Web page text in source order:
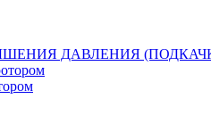
ДАВЛЕНИЯ